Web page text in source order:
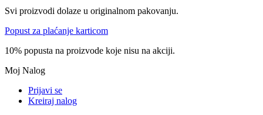
Svi proizvodi dolaze u originalnom pakovanju.
Popust za plaćanje karticom
10% popusta na proizvode koje nisu na akciji.
Moj Nalog
Prijavi se
Kreiraj nalog